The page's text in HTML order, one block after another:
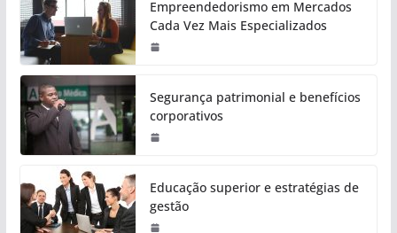
Empreendedorismo em Mercados
Cada Vez Mais Especializados
Segurança patrimonial e benefícios
corporativos
Educação superior e estratégias de
gestão